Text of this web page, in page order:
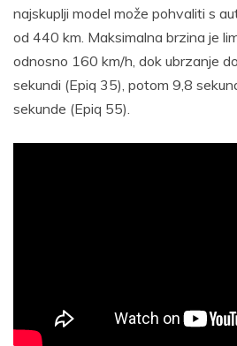
najskuplji model može pohvaliti s
od 440 km. Maksimalna brzina je
odnosno 160 km/h, dok ubrzanje
sekundi (Epiq 35), potom 9,8
sekunde (Epiq 55).